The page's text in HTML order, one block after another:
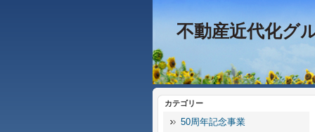
不動産近代化グ
カテゴリー
50周年記念事業